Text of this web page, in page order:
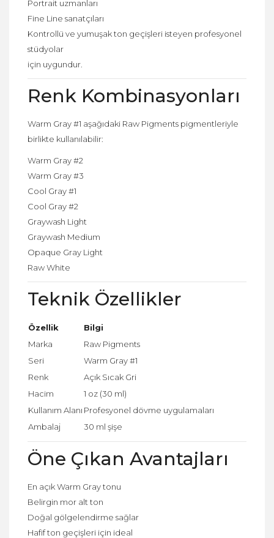
Portrait uzmanları
Fine Line sanatçıları
Kontrollü ve yumuşak ton geçişleri isteyen profesyonel
stüdyolar
için uygundur.
Renk Kombinasyonları
Warm Gray #1 aşağıdaki Raw Pigments pigmentleriyle
birlikte kullanılabilir:
Warm Gray #2
Warm Gray #3
Cool Gray #1
Cool Gray #2
Graywash Light
Graywash Medium
Opaque Gray Light
Raw White
Teknik Özellikler
Özellik
Bilgi
Marka
Raw Pigments
Seri
Warm Gray #1
Renk
Açık Sıcak Gri
Hacim
1 oz (30 ml)
Kullanım Alanı Profesyonel dövme uygulamaları
Ambalaj
30 ml şişe
Öne Çıkan Avantajları
En açık Warm Gray tonu
Belirgin mor alt ton
Doğal gölgelendirme sağlar
Hafif ton geçişleri için ideal